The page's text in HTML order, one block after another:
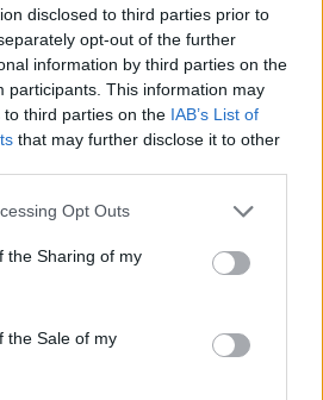
disclosed to third parties prior to
opt-out of the further
information by third parties on the
participants. This information may
third parties on the IAB’s List of
that may further disclose it to other
Opt Outs
the Sharing of my
the Sale of my
di
su Rai 1
ma via